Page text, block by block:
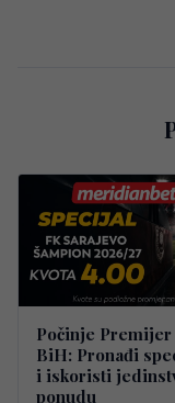
Počinje
BiH: Pronađi
i iskoristi
ponudu